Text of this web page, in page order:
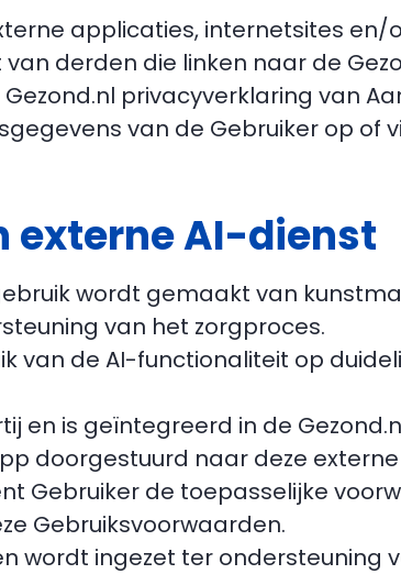
applicaties, internetsites
derden die linken naar de
privacyverklaring van
van de Gebruiker op of
externe AI-dienst
wordt gemaakt van
van het zorgproces.
van de AI-functionaliteit op
en is geïntegreerd in de
doorgestuurd naar deze
Gebruiker de toepasselijke
Gebruiksvoorwaarden.
wordt ingezet ter ondersteuning